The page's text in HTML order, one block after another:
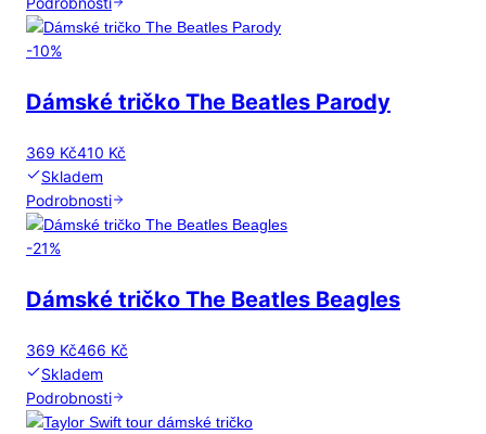
-10%
Dámské tričko The Beatles Parody
369 Kč410 Kč
Skladem
Podrobnosti
-21%
Dámské tričko The Beatles Beagles
369 Kč466 Kč
Skladem
Podrobnosti